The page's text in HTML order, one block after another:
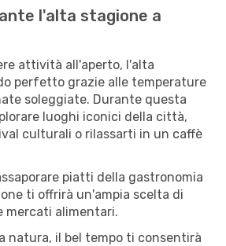
l'alta stagione a
attività all'aperto, l'alta
perfetto grazie alle temperature
soleggiate. Durante questa
luoghi iconici della città,
culturali o rilassarti in un caffè
piatti della gastronomia
ti offrirà un'ampia scelta di
mercati alimentari.
natura, il bel tempo ti consentirà